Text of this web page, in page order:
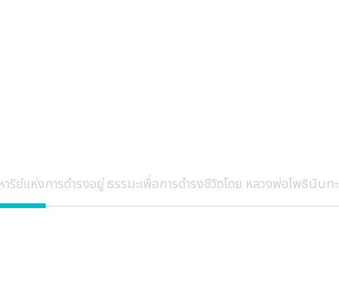
าริย์แห่งการดำรงอยู่ ธรรมะเพื่อการดำรงชีวิตโดย หลวงพ่อโพธินันทะ